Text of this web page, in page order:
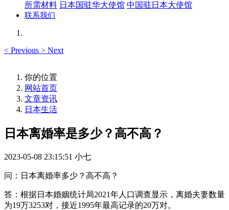
所需材料 日本国驻华大使馆 中国驻日本大使馆
联系我们
< Previous > Next
你的位置
网站首页
文章资讯
日本生活
日本离婚率是多少？高不高？
2023-05-08 23:15:51 小七
问：日本离婚率多少？高不高？
答：根据日本婚姻统计局2021年人口调查显示，离婚夫妻数量
为19万3253对，接近1995年最高记录的20万对。